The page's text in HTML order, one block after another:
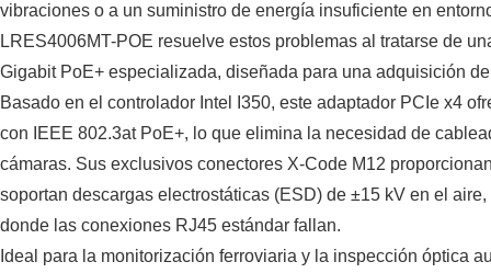
vibraciones o a un suministro de energía insuficiente en
LRES4006MT-POE resuelve estos problemas al tratarse de
Gigabit PoE+ especializada, diseñada para una adquisición
Basado en el controlador Intel I350, este adaptador PCIe x4
con IEEE 802.3at PoE+, lo que elimina la necesidad de
cámaras. Sus exclusivos conectores X-Code M12
soportan descargas electrostáticas (ESD) de ±15 kV en el
donde las conexiones RJ45 estándar fallan.
Ideal para la monitorización ferroviaria y la inspección óptica